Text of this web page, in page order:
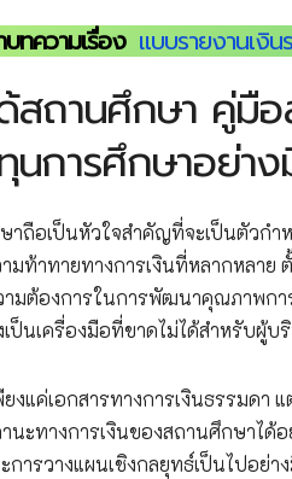
บทความเรื่อง แบบรายงานเงิ
ด้สถานศึกษา คู่
นการศึกษาอย่า
าถือเป็นหัวใจสำคัญที่จะเป็นตัวก
ท้าทายทางการเงินที่หลากหลาย
ามต้องการในการพัฒนาคุณภาพก
ป็นเครื่องมือที่ขาดไม่ได้สำหรับผู้
งแค่เอกสารทางการเงินธรรมดา
นะทางการเงินของสถานศึกษาไ
ารวางแผนเชิงกลยุทธ์เป็นไปอย่